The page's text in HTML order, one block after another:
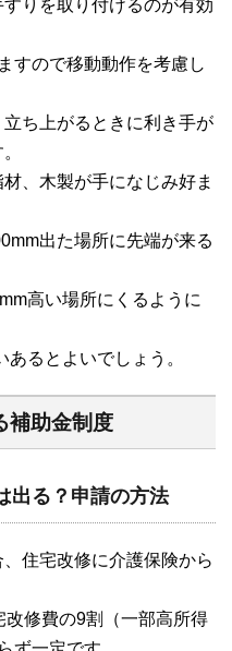
りを取り付けるのが有効
すので移動動作を考慮し
ち上がるときに利き手が
、木製が手になじみ好ま
出た場所に先端が来る
高い場所にくるように
るとよいでしょう。
補助金制度
出る？申請の方法
住宅改修に介護保険から
修費の9割（一部高所得